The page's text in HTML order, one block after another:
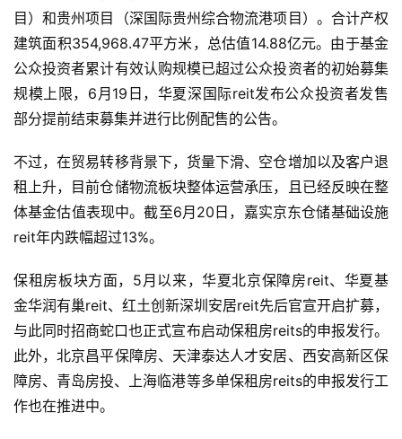
目）和贵州项目（深国际贵州综合物流港项目）。合计产权
建筑面积354,968.47平方米，总估值14.88亿元。由于基金
公众投资者累计有效认购规模已超过公众投资者的初始募集
规模上限，6月19日，华夏深国际reit发布公众投资者发售
部分提前结束募集并进行比例配售的公告。
不过，在贸易转移背景下，货量下滑、空仓增加以及客户退
租上升，目前仓储物流板块整体运营承压，且已经反映在整
体基金估值表现中。截至6月20日，嘉实京东仓储基础设施
reit年内跌幅超过13%。
保租房板块方面，5月以来，华夏北京保障房reit、华夏基
金华润有巢reit、红土创新深圳安居reit先后官宣开启扩募，
与此同时招商蛇口也正式宣布启动保租房reits的申报发行。
此外，北京昌平保障房、天津泰达人才安居、西安高新区保
障房、青岛房投、上海临港等多单保租房reits的申报发行工
作也在推进中。